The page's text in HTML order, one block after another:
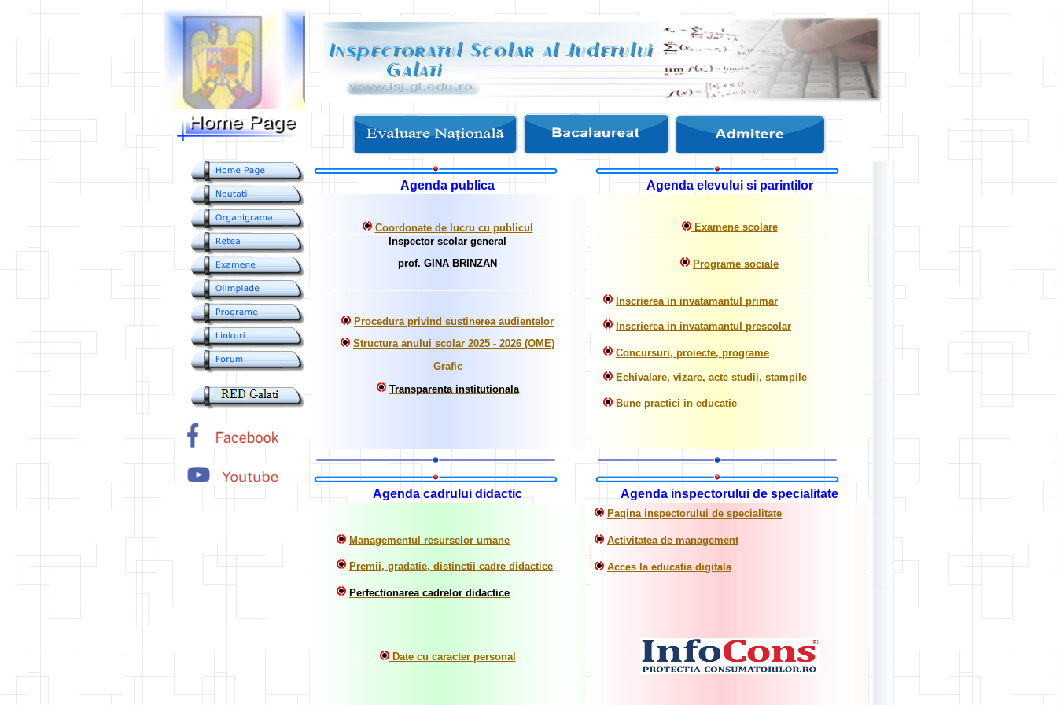
Agenda publica Agenda elevului si parintilor
Coordonate de lucru cu publicul
Examene scolare
Inspector scolar general
prof. GINA BRINZAN
Programe sociale
Procedura privind sustinerea audientelor
Structura anului scolar 2025 - 2026 (OME)
Grafic
Transparenta institutionala
Inscrierea in invatamantul primar
Inscrierea in invatamantul prescolar
Concursuri, proiecte, programe
Echivalare, vizare, acte studii, stampile
Bune practici in educatie
Agenda cadrului didactic Agenda inspectorului de specialitate
Managementul resurselor umane
Premii, gradatie, distinctii cadre didactice
Perfectionarea cadrelor didactice
Date cu caracter personal
Pagina inspectorului de specialitate
Activitatea de management
Acces la educatia digitala